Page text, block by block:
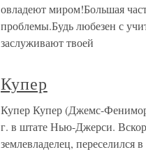
овладеют миром!Большая
проблемы.Будь любезен с
заслуживают твоей
Купер
Купер Купер (Джемс-
г. в штате Нью-Джерси.
землевладелец,